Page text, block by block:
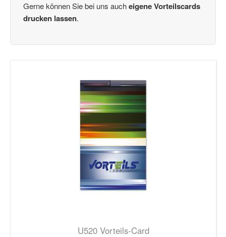
Gerne können Sie bei uns aucheigene Vorteilscards
drucken lassen.
U520 Vorteils-Card